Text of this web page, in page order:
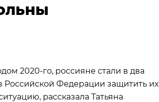
2020-го, россияне стали в два
Российской Федерации защитить их
рассказала Татьяна